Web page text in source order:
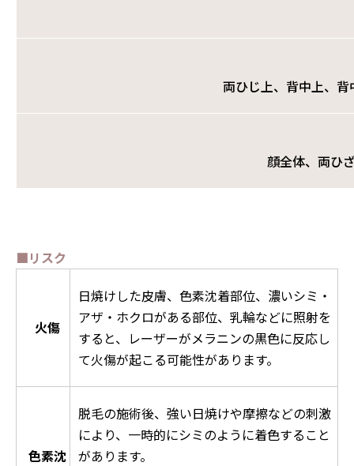
両ひじ上、背中上、
顔全体、両ひ
■リスク
火傷
日焼けした皮膚、色素沈着部位、濃いシミ・
アザ・ホクロがある部位、乳輪などに照射を
すると、レーザーがメラニンの黒色に反応し
て火傷が起こる可能性があります。
色素沈
脱毛の施術後、強い日焼けや摩擦などの刺激
により、一時的にシミのように着色すること
があります。